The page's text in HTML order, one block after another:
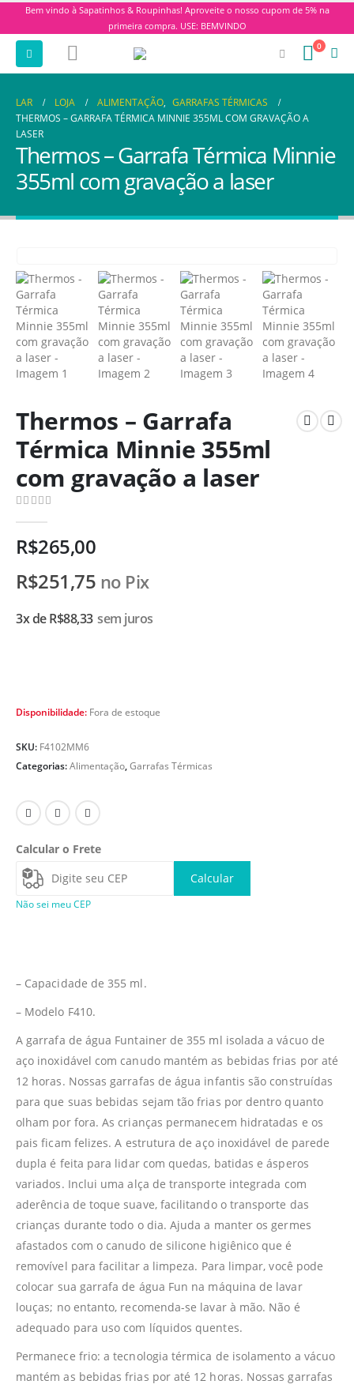
Bem vindo à Sapatinhos & Roupinhas! Aproveite o nosso cupom de 5% na
primeira compra. USE: BEMVINDO
0
LAR LOJA ALIMENTAÇÃO, GARRAFAS TÉRMICAS
THERMOS – GARRAFA TÉRMICA MINNIE 355ML COM GRAVAÇÃO A
LASER
Thermos – Garrafa Térmica Minnie
355ml com gravação a laser
Thermos – Garrafa
Térmica Minnie 355ml
com gravação a laser
R$265,00
R$251,75 no Pix
3x deR$88,33 sem juros
Disponibilidade: Fora de estoque
SKU: F4102MM6
Categorias:Alimentação,Garrafas Térmicas
Calcular o Frete
Calcular
Não sei meu CEP
– Capacidade de 355 ml.
– Modelo F410.
A garrafa de água Funtainer de 355 ml isolada a vácuo de
aço inoxidável com canudo mantém as bebidas frias por até
12 horas. Nossas garrafas de água infantis são construídas
para que suas bebidas sejam tão frias por dentro quanto
olham por fora. As crianças permanecem hidratadas e os
pais ficam felizes. A estrutura de aço inoxidável de parede
dupla é feita para lidar com quedas, batidas e ásperos
variados. Inclui uma alça de transporte integrada com
aderência de toque suave, facilitando o transporte das
crianças durante todo o dia. Ajuda a manter os germes
afastados com o canudo de silicone higiênico que é
removível para facilitar a limpeza. Para limpar, você pode
colocar sua garrafa de água Fun na máquina de lavar
louças; no entanto, recomenda-se lavar à mão. Não é
adequado para uso com líquidos quentes.
Permanece frio: a tecnologia térmica de isolamento a vácuo
mantém as bebidas frias por até 12 horas. Nossas garrafas